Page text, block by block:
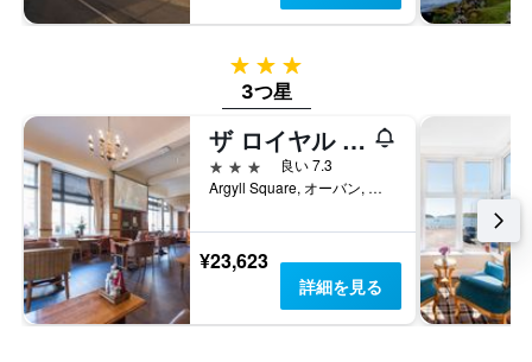
3つ星
3つ星
ザ ロイヤル ホテル
3つ星
良い 7.3
Argyll Square, オーバン, イギリス
¥23,623
詳細を見る